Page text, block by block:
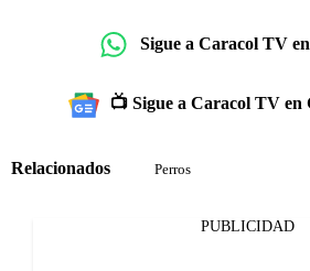
Sigue a Caracol TV
📺 Sigue a Caracol TV en
Relacionados Perros
PUBLICIDAD